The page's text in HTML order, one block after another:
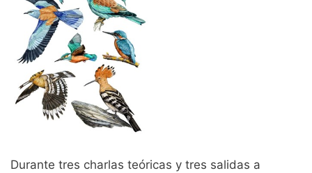
Durante tres charlas teóricas y tres salidas a